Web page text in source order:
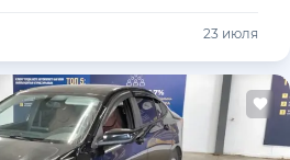
23 июля